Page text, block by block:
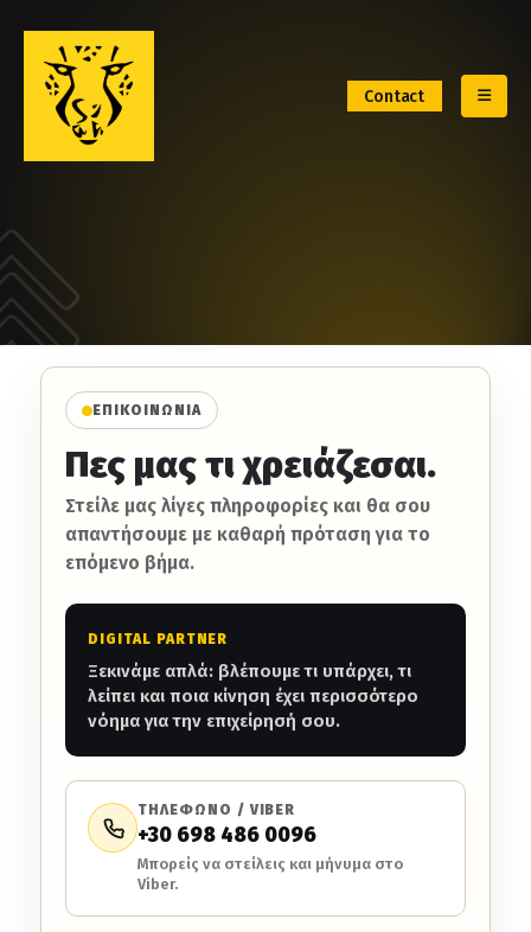
Contact
ΕΠΙΚΟΙΝΩΝΙΑ
Πες μας τι χρειάζεσαι.
Στείλε μας λίγες πληροφορίες και θα σου
απαντήσουμε με καθαρή πρόταση για το
επόμενο βήμα.
DIGITAL PARTNER
Ξεκινάμε απλά: βλέπουμε τι υπάρχει, τι
λείπει και ποια κίνηση έχει περισσότερο
νόημα για την επιχείρησή σου.
ΤΗΛΕΦΩΝΟ / VIBER
+30 698 486 0096
Μπορείς να στείλεις και μήνυμα στο
Viber.